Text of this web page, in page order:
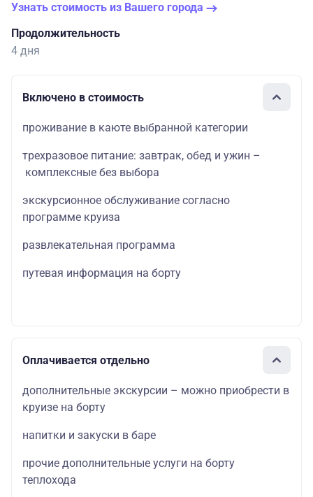
Узнать стоимость из Вашего города
Продолжительность
4 дня
Включено в стоимость
проживание в каюте выбранной категории
трехразовое питание: завтрак, обед и ужин –
комплексные без выбора
экскурсионное обслуживание согласно
программе круиза
развлекательная программа
путевая информация на борту
Оплачивается отдельно
дополнительные экскурсии – можно приобрести в
круизе на борту
напитки и закуски в баре
прочие дополнительные услуги на борту
теплохода